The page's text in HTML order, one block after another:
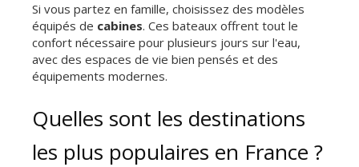
Si vous partez en famille, choisissez des modèles
équipés de cabines. Ces bateaux offrent tout le
confort nécessaire pour plusieurs jours sur l'eau,
avec des espaces de vie bien pensés et des
équipements modernes.
Quelles sont les destinations
les plus populaires en France ?